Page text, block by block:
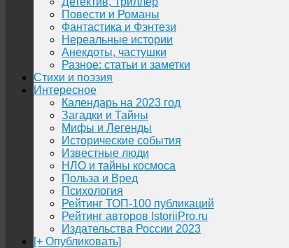
Повести и Романы
Фантастика и Фэнтези
Нереальные истории
Анекдоты, частушки
Разное: статьи и заметки
Стихи и поэзия
Интересное
Календарь на 2023 год
Загадки и Тайны
Мифы и Легенды
Исторические события
Известные люди
НЛО и тайны космоса
Польза и Вред
Психология
Рейтинг ТОП-100 публикаций
Рейтинг авторов IstoriiPro.ru
Издательства России 2023
[+ Опубликовать]